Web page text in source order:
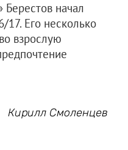
начал
17. Его несколько
взрослую
Кирилл Смоленцев